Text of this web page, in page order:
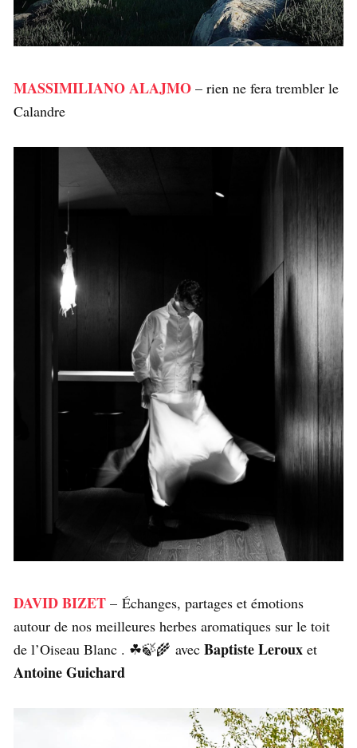
MASSIMILIANO ALAJMO – rien ne fera trembler le
Calandre
DAVID BIZET – Échanges, partages et émotions
autour de nos meilleures herbes aromatiques sur le toit
de l’Oiseau Blanc . ☘🍃🌾 avec Baptiste Leroux et
Antoine Guichard